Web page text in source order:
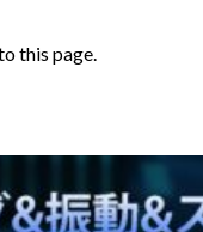
this page.